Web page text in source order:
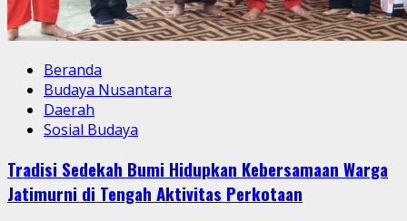
Beranda
Budaya Nusantara
Daerah
Sosial Budaya
Tradisi Sedekah Bumi Hidupkan Kebersamaan Warga
Jatimurni di Tengah Aktivitas Perkotaan